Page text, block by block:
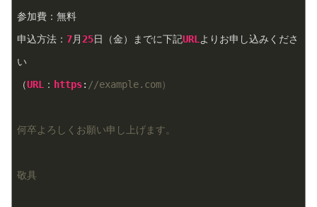
参加費：無料
申込方法： 7月 25日（金）までに下記URL よりお申し込みくださ
い
（URL ： https: //example.com）
何卒よろしくお願い申し上げます。
敬具